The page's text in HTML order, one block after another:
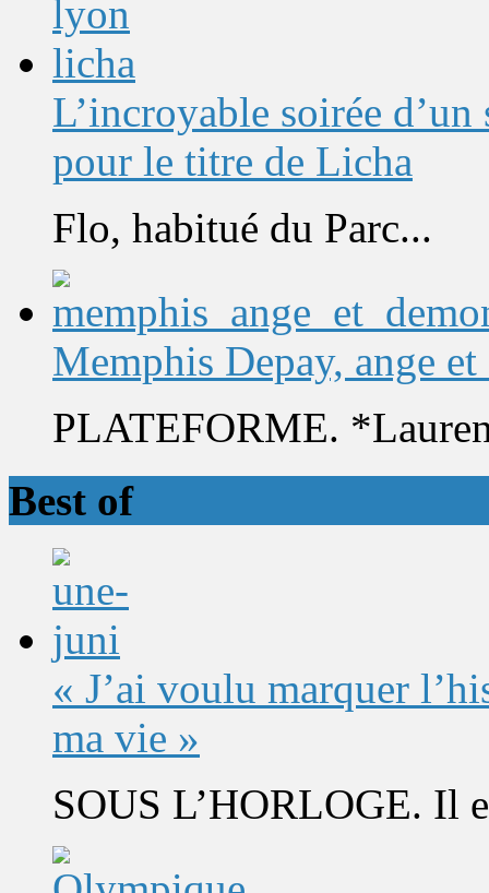
L’incroyable soirée
pour le titre de Licha
Flo, habitué du Parc...
Memphis Depay, ange et
PLATEFORME.
Best of
« J’ai voulu marquer
ma vie »
SOUS L’HORLOGE. Il